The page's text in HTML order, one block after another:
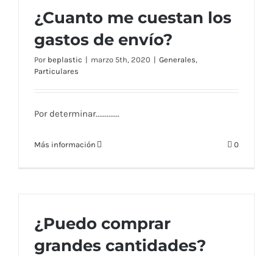
¿Cuanto me cuestan los
gastos de envío?
Por beplastic | marzo 5th, 2020 | Generales,
Particulares
Por determinar.............
Más información 0
¿Puedo comprar
grandes cantidades?